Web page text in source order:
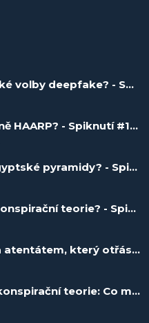
Ovlivnil slovenské volby deepfake? - Spiknutí #46
Může za povodně HAARP? - Spiknutí #104
Kdo postavil egyptské pyramidy? - Spiknutí #30
CIA vymyslela konspirační teorie? - Spiknutí #22
JFK: Kdo stál za atentátem, který otřásl světem? - Spiknutí #58
Náboženství a konspirační teorie: Co mají společného? - Spiknutí #54